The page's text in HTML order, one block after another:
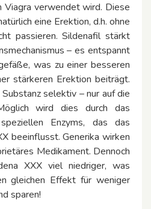
Viagra verwendet wird. Diese
eine Erektion, d.h. ohne
passieren. Sildenafil stärkt
– es entspannt
was zu einer besseren
stärkeren Erektion beiträgt.
selektiv – nur auf die
wird dies durch das
Enzyms, das das
beeinflusst. Generika wirken
Medikament. Dennoch
XXX viel niedriger, was
gleichen Effekt für weniger
sparen!